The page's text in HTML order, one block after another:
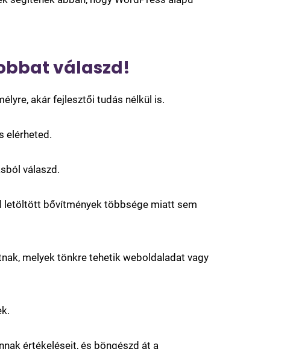
válaszd!
akár fejlesztői tudás nélkül is.
elérheted.
válaszd.
letöltött bővítmények többsége miatt sem
melyek tönkre tehetik weboldaladat vagy
értékeléseit, és böngészd át a